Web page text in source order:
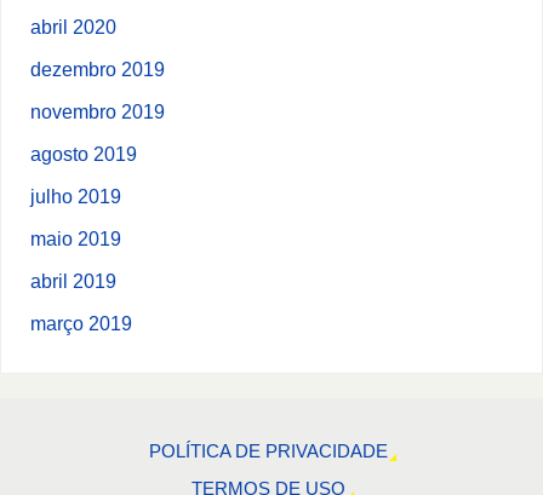
abril 2020
dezembro 2019
novembro 2019
agosto 2019
julho 2019
maio 2019
abril 2019
março 2019
POLÍTICA DE PRIVACIDADE
TERMOS DE USO